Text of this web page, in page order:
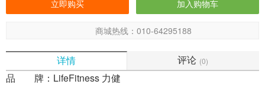
商城热线：010-64295188
详情 评论 (0)
品 牌： LifeFitness 力健